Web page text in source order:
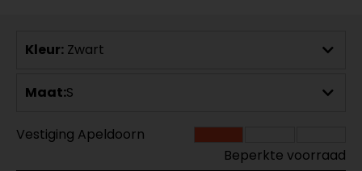
Kleur: Zwart
Maat:S
Vestiging Apeldoorn
Beperkte voorraad